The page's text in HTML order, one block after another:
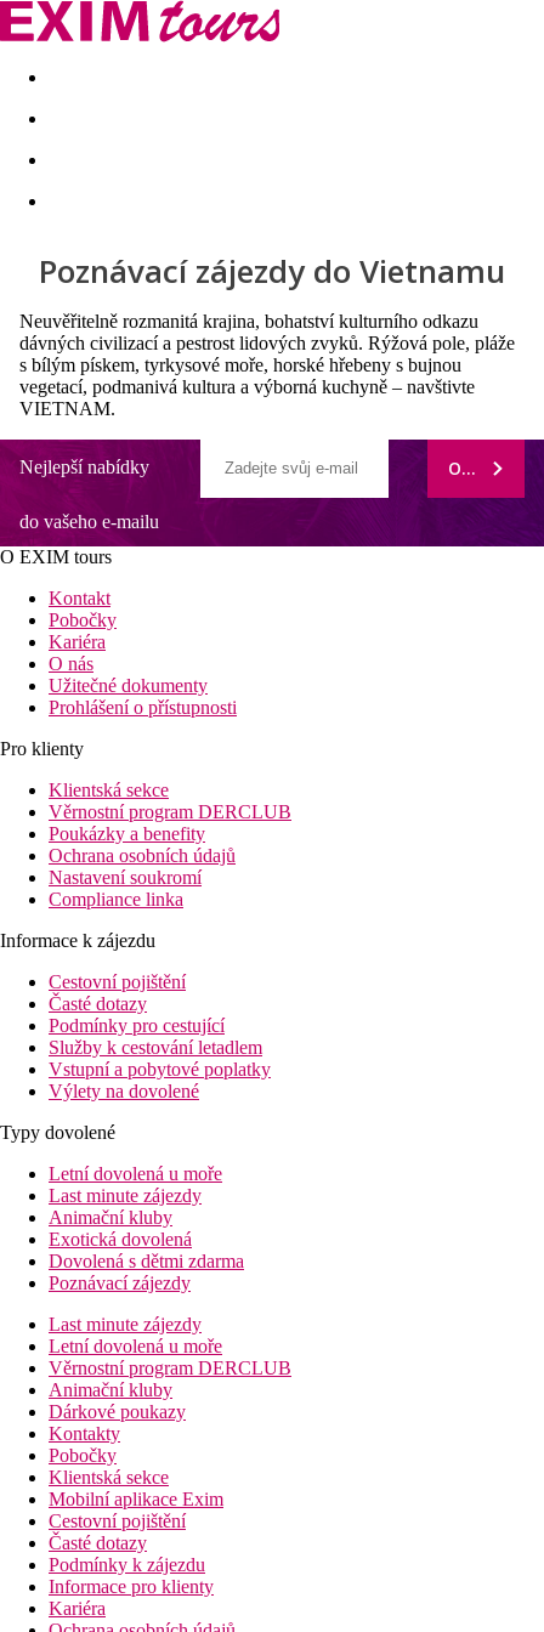
Akční nabídky Last minute
Poznávací zájezdy do Vietnamu
Neuvěřitelně rozmanitá krajina, bohatství kulturního odkazu
dávných civilizací a pestrost lidových zvyků. Rýžová pole, pláže
s bílým pískem, tyrkysové moře, horské hřebeny s bujnou
vegetací, podmanivá kultura a výborná kuchyně – navštivte
VIETNAM.
Nejlepší nabídky
do vašeho e-mailu
ODEBÍRAT
O EXIM tours
Kontakt
Pobočky
Kariéra
O nás
Užitečné dokumenty
Prohlášení o přístupnosti
Pro klienty
Klientská sekce
Věrnostní program DERCLUB
Poukázky a benefity
Ochrana osobních údajů
Nastavení soukromí
Compliance linka
Informace k zájezdu
Cestovní pojištění
Časté dotazy
Podmínky pro cestující
Služby k cestování letadlem
Vstupní a pobytové poplatky
Výlety na dovolené
Typy dovolené
Letní dovolená u moře
Last minute zájezdy
Animační kluby
Exotická dovolená
Dovolená s dětmi zdarma
Poznávací zájezdy
Last minute zájezdy
Letní dovolená u moře
Věrnostní program DERCLUB
Animační kluby
Dárkové poukazy
Kontakty
Pobočky
Klientská sekce
Mobilní aplikace Exim
Cestovní pojištění
Časté dotazy
Podmínky k zájezdu
Informace pro klienty
Kariéra